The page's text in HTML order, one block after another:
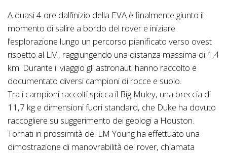
A quasi 4 ore dall’inizio della EVA è finalmente giunto il
momento di salire a bordo del rover e iniziare
l’esplorazione lungo un percorso pianificato verso ovest
rispetto al LM, raggiungendo una distanza massima di 1,4
km. Durante il viaggio gli astronauti hanno raccolto e
documentato diversi campioni di rocce e suolo.
Tra i campioni raccolti spicca il Big Muley, una breccia di
11,7 kg e dimensioni fuori standard, che Duke ha dovuto
raccogliere su suggerimento dei geologi a Houston.
Tornati in prossimità del LM Young ha effettuato una
dimostrazione di manovrabilità del rover, chiamata